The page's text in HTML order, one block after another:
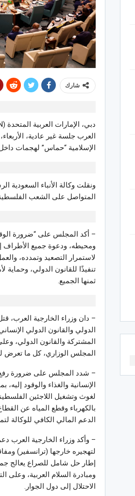
شارك
العرب جلسة غير عادية،
الإسلامية “حماس” لهجمات
ونقلت وكالة الأنباء السعودية
المتواصل على الشعب
– أكد المجلس على “ضرورة
ومحيطه، ودعوة جميع الأطراف
لاستمرار التصعيد وتمدده،
تنفيذًا للقانون الدولي،
ثمنها الجميع.
– دان وزراء الخارجية العرب،
الدولي والقانون الدولي
المشتركة والقانون الدولي،
المجلس الوزاري، كل ما تعرض
– شدد المجلس على ضرورة
الإنسانية والغذاء والوقود
لغوث وتشغيل اللاجئين
بالكهرباء وقطع المياه عن
الدعم المالي الكافي للوكالة
– وأكد وزراء الخارجية العرب
لتهجيره خارجها (ترانسفير)
إطار حل شامل للصراع يعالج
ومبادرة السلام العربية، وعلى
الاحتلال إلى دول الجوار.
أخبار الجهات
القيروان..مصالح التجهيز تتدخل إثر الرياح
القوية لرفع الأشجار والعوائق عن الطرقات
في مسرح سيدي الظاهر بسوسة..”بابا
يُعرّي المجتمع وبوسعدية يُصحّح الوضعيّة
الاتحاد المنستيري: عقبة الترخيص البنكي
تُعطّل رفع المنع من الانتداب
“تقل تونس” تلاحق المتورطين في إلقاء
الفضلات على السكة الحديدية بمحطة الكرم
أخبار الجهات
القيروان.. رياح نشطة مصحوبة بالأتربة
وسحب رعدية تميز أجواء الليلة